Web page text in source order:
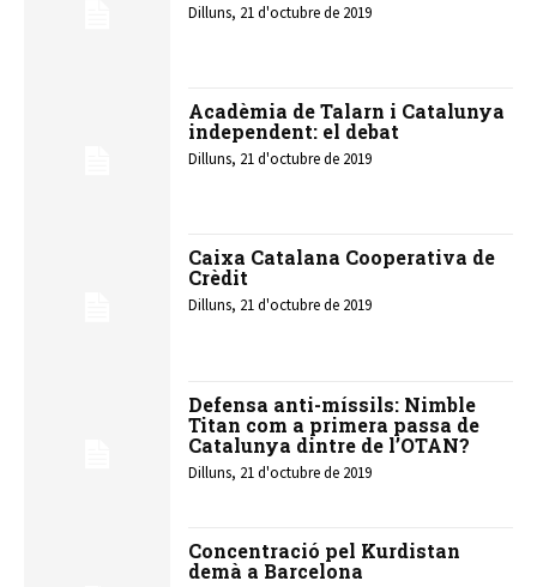
Dilluns, 21 d'octubre de 2019
Acadèmia de Talarn i Catalunya
independent: el debat
Dilluns, 21 d'octubre de 2019
Caixa Catalana Cooperativa de
Crèdit
Dilluns, 21 d'octubre de 2019
Defensa anti-míssils: Nimble
Titan com a primera passa de
Catalunya dintre de l’OTAN?
Dilluns, 21 d'octubre de 2019
Concentració pel Kurdistan
demà a Barcelona